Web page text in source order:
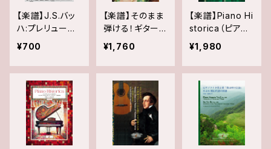
【楽譜】J.S.バッ
ハ:プレリュード、
フーガとアレグ
伴奏ヴィオラ版)
¥700
【楽譜】そのまま
弾ける！ギター
名曲アンサンブ
ル【ギターソロ原
曲+ピアノ伴奏
版】 Vol.1: 禁じ
られた遊び ラ
グリマ 月光
アランブラの想
い出
¥1,760
【楽譜】Piano Hi
storica（ピアノ・
ヒストリカ ）Vol.
1 ～インヴェンシ
ョンのまえに〜
はじめてのルネ
ッサンス・バロッ
ク・古典音楽: ピ
アノ初心者から
楽しめる新しい
プレ・インヴェン
¥1,980